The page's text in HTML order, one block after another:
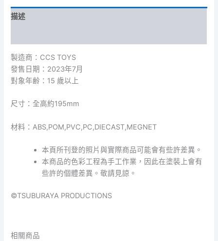
描述
製造商：CCS TOYS
發售日期：2023年7月
對象年齢：15 歲以上
尺寸：全高約195mm
材料：ABS,POM,PVC,PC,DIECAST,MEGNET
本頁所刊登的照片與實際商品可能會有些許差異。
本商品的色彩工程為手工作業，因此在塗裝上會有
些許的個體差異。敬請見諒。
©TSUBURAYA PRODUCTIONS
相關商品